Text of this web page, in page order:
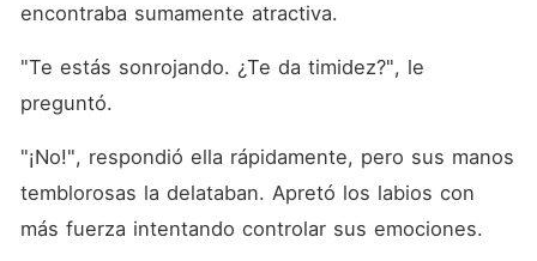
encontraba sumamente atractiva.
"Te estás sonrojando. ¿Te da timidez?", le
preguntó.
"¡No!", respondió ella rápidamente, pero sus manos
temblorosas la delataban. Apretó los labios con
más fuerza intentando controlar sus emociones.